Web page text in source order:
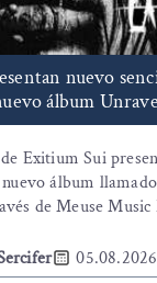
nuevo
álbum
Exitium Sui
álbum
de Meuse Music
05.08.2026